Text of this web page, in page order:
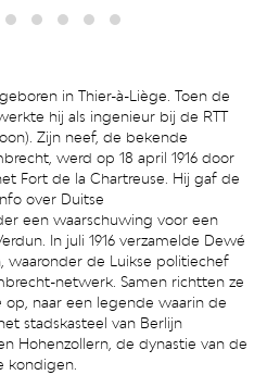
in Thier-à-Liège. Toen de
hij als ingenieur bij de RTT
Zijn neef, de bekende
werd op 18 april 1916 door
Fort de la Chartreuse. Hij gaf de
over Duitse
een waarschuwing voor een
In juli 1916 verzamelde Dewé
waaronder de Luikse politiechef
netwerk. Samen richtten ze
op, naar een legende waarin de
stadskasteel van Berlijn
Hohenzollern, de dynastie van de
kondigen.